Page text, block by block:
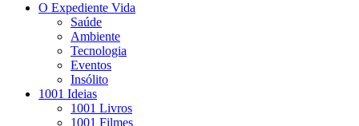
O Expediente Vida
Saúde
Ambiente
Tecnologia
Eventos
Insólito
1001 Ideias
1001 Livros
1001 Filmes